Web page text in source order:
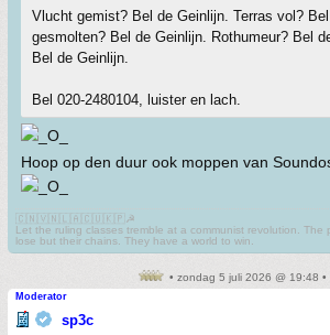
Vlucht gemist? Bel de Geinlijn. Terras vol?
gesmolten? Bel de Geinlijn. Rothumeur? Bel
Bel de Geinlijn.
Bel 020-2480104, luister en lach.
Hoop op den duur ook moppen van
🇨🇳🇻🇳🇱🇦🇨🇺🇰🇵☭
Let the ruling classes tremble at a communist revolution. The
lose but their chains. They have a world to win.
• zondag 5 juli 2026 @ 19:48 •
Moderator
sp3c